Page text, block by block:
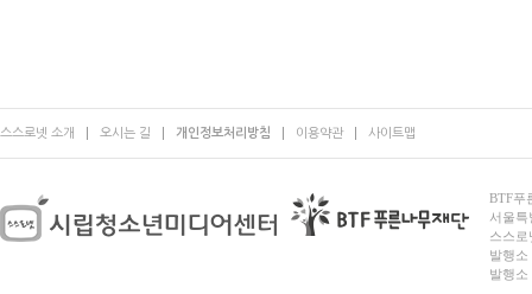
스스로넷 소개 오시는 길 개인정보처리방침 이용약관 사이트맵
BTF푸
서울
스스로
발행소
발행소